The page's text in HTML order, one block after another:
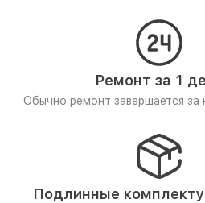
Ремонт за 1
Обычно ремонт завершается за
Подлинные